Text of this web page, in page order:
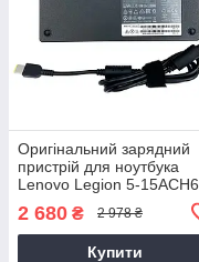
Оригінальний зарядний
пристрій для ноутбука
Lenovo Legion 5-15ACH6
2 680 ₴ 2 978 ₴
Купити